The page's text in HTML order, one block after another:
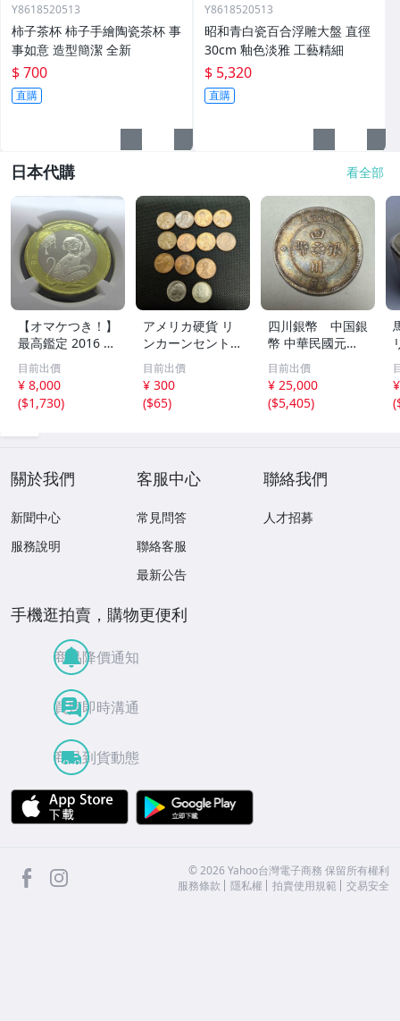
Y8618520513
柿子茶杯 柿子手繪陶瓷茶杯 事
事如意 造型簡潔 全新
$ 700
直購
Y8618520513
昭和青白瓷百合浮雕大盤 直徑
30cm 釉色淡雅 工藝精細
$ 5,320
直購
日本代購 看全部
【オマケつき！】
最高鑑定 2016 中
国 10元 申年 猿
バイメタル NGC
MS69PL プルーフ
ライク 初期発行
目前出價
¥ 8,000
($1,730)
アメリカ硬貨 リ
ンカーンセント
他13枚セット 外
国コイン 古銭 コ
レクション
目前出價
¥ 300
($65)
四川銀幣 中国銀
幣 中華民國元年
軍政府造 壹圓 古
銭 銀貨 アンティ
ーク
目前出價
¥ 25,000
($5,405)
(
關於我們
新聞中心
服務說明
客服中心
常見問答
聯絡客服
最新公告
聯絡我們
人才招募
手機逛拍賣，購物更便利
商品降價通知
買賣即時溝通
商品到貨動態
APP Store
facebook ©2026 Yahoo台灣電子商務 保留所有權利
服務條款
隱私權 拍賣使用規範 交易安全